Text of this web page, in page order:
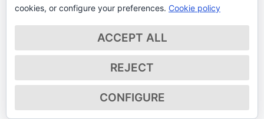
cookies, or configure your preferences. Cookie policy
ACCEPT ALL
REJECT
CONFIGURE